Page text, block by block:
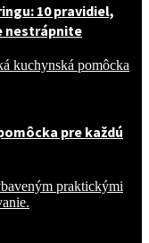
10 pravidiel,
nestrápnite
pre každú